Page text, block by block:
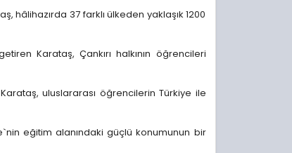
hâlihazırda 37 farklı ülkeden yaklaşık 1200
Karataş, Çankırı halkının öğrencileri
uluslararası öğrencilerin Türkiye ile
eğitim alanındaki güçlü konumunun bir